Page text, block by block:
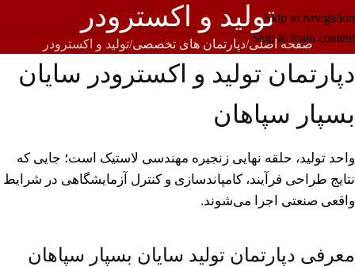
Skip to navigation
Skip to main content
تولید و اکسترودر
صفحه اصلی دپارتمان های تخصصی تولید و اکسترودر
دپارتمان تولید و اکسترودر سایان
بسپار سپاهان
واحد تولید، حلقه نهایی زنجیره مهندسی لاستیک است؛ جایی که
نتایج طراحی فرآیند، کامپاندسازی و کنترل آزمایشگاهی در شرایط
واقعی صنعتی اجرا می‌شوند.
معرفی دپارتمان تولید سایان بسپار سپاهان